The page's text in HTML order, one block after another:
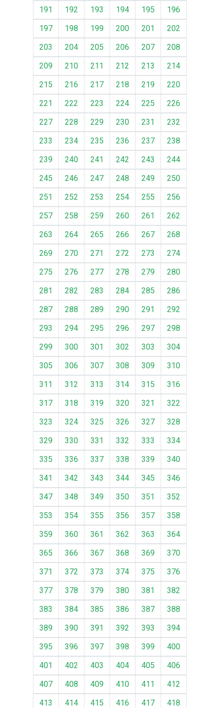
191
192 193 194 195
196
197
198 199 200 201
202
203
204 205 206 207
208
209
210 211 212 213
214
215
216 217 218 219
220
221
222 223 224 225
226
227
228 229 230 231
232
233
234 235 236 237
238
239
240 241 242 243
244
245
246 247 248 249
250
251
252 253 254 255
256
257
258 259 260 261
262
263
264 265 266 267
268
269
270 271 272 273
274
275
276 277 278 279
280
281
282 283 284 285
286
287
288 289 290 291
292
293
294 295 296 297
298
299
300 301 302 303
304
305
306 307 308 309
310
311
312 313 314 315
316
317
318 319 320 321
322
323
324 325 326 327
328
329
330 331 332 333
334
335
336 337 338 339
340
341
342 343 344 345
346
347
348 349 350 351
352
353
354 355 356 357
358
359
360 361 362 363
364
365
366 367 368 369
370
371
372 373 374 375
376
377
378 379 380 381
382
383
384 385 386 387
388
389
390 391 392 393
394
395
396 397 398 399
400
401
402 403 404 405
406
407
408 409 410 411
412
413
414 415 416 417 418